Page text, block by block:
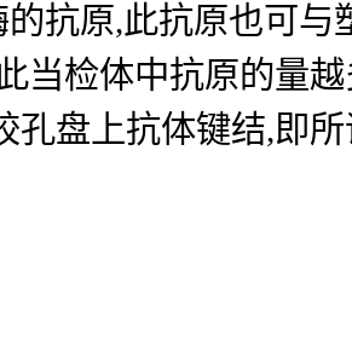
的抗原,此抗原也可
当检体中抗原的量
孔盘上抗体键结,即